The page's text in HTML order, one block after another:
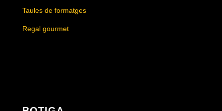
Taules de formatges
Regal gourmet